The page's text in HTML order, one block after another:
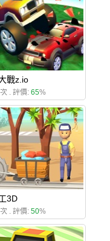
戰z.io
. 評價: 65%
3D
. 評價: 50%